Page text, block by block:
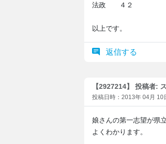
法政 ４２
以上です。
返信する
【2927214】 投稿者:
投稿日時：2013年 04月 10
娘さんの第一志望が県
よくわかります。